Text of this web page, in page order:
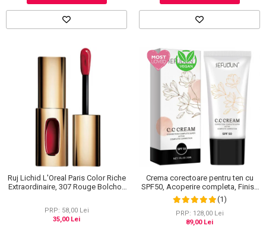
Ruj Lichid L'Oreal Paris Color Riche
Extraordinaire, 307 Rouge Bolchoi,
PRP: 58,00 Lei
35,00 Lei
Crema corectoare pentru ten cu
SPF50, Acoperire completa, Finish
mat, Rezistenta, Anti Roseata, CC
Cream Sefudun, 30 ml
(1)
PRP: 128,00 Lei
89,00 Lei